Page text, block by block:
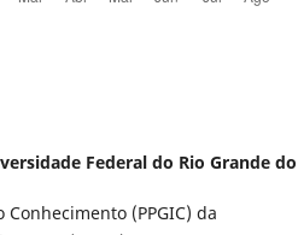
Federal do Rio Grande do
(PPGIC) da